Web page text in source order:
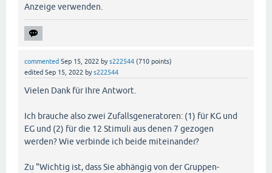
Anzeige verwenden.
commented Sep 15, 2022 bys222544 (710 points)
edited Sep 15, 2022 bys222544
Vielen Dank für Ihre Antwort.
Ich brauche also zwei Zufallsgeneratoren: (1) für KG und
EG und (2) für die 12 Stimuli aus denen 7 gezogen
werden? Wie verbinde ich beide miteinander?
Zu "Wichtig ist, dass Sie abhängig von der Gruppen-